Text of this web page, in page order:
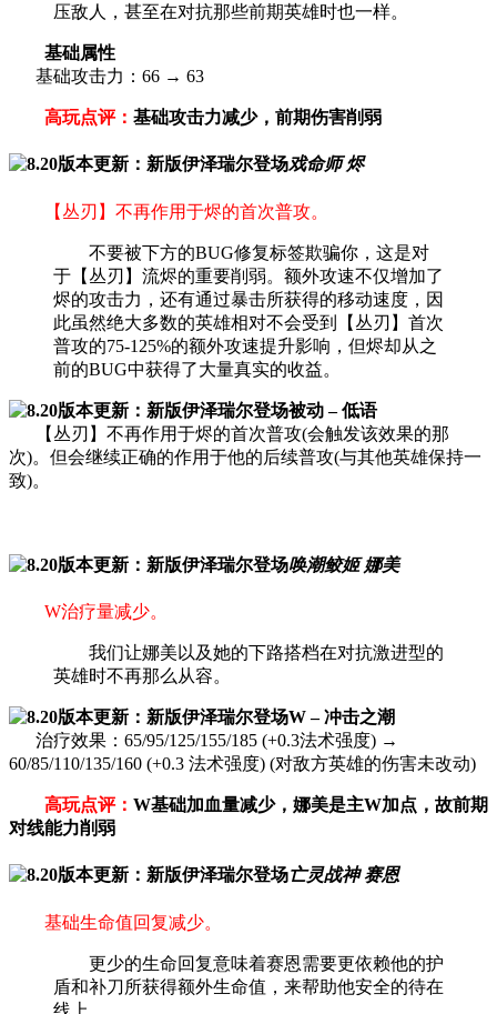
压敌人，甚至在对抗那些前期英雄时也一样。
基础属性
基础攻击力：66 → 63
高玩点评： 基础攻击力减少，前期伤害削弱
戏命师 烬
【丛刃】不再作用于烬的首次普攻。
不要被下方的BUG修复标签欺骗你，这是对
于【丛刃】流烬的重要削弱。额外攻速不仅增加了
烬的攻击力，还有通过暴击所获得的移动速度，因
此虽然绝大多数的英雄相对不会受到【丛刃】首次
普攻的75-125%的额外攻速提升影响，但烬却从之
前的BUG中获得了大量真实的收益。
被动 – 低语
【丛刃】不再作用于烬的首次普攻(会触发该效果的那
次)。但会继续正确的作用于他的后续普攻(与其他英雄保持一
致)。
唤潮鲛姬 娜美
W治疗量减少。
我们让娜美以及她的下路搭档在对抗激进型的
英雄时不再那么从容。
W – 冲击之潮
治疗效果：65/95/125/155/185 (+0.3法术强度) →
60/85/110/135/160 (+0.3 法术强度) (对敌方英雄的伤害未改动)
高玩点评： W基础加血量减少，娜美是主W加点，故前期
对线能力削弱
亡灵战神 赛恩
基础生命值回复减少。
更少的生命回复意味着赛恩需要更依赖他的护
盾和补刀所获得额外生命值，来帮助他安全的待在
线上。